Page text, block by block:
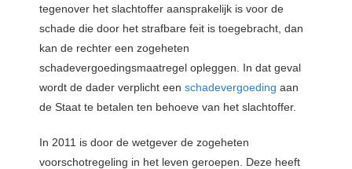
tegenover het slachtoffer aansprakelijk is voor de
schade die door het strafbare feit is toegebracht, dan
kan de rechter een zogeheten
schadevergoedingsmaatregel opleggen. In dat geval
wordt de dader verplicht een schadevergoeding aan
de Staat te betalen ten behoeve van het slachtoffer.
In 2011 is door de wetgever de zogeheten
voorschotregeling in het leven geroepen. Deze heeft